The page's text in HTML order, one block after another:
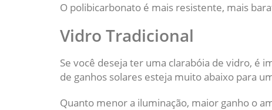
O polibicarbonato é mais resistente, mais
Vidro Tradicional
Se você deseja ter uma clarabóia de vidro, é
de ganhos solares esteja muito abaixo para
Quanto menor a iluminação, maior ganho o